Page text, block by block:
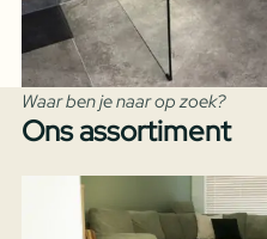
Waar ben je naar op zoek?
Ons assortiment